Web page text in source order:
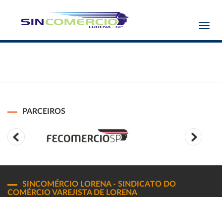
PARCEIROS
SINCOMÉRCIO LORENA - SINDICATO DO
COMÉRCIO VAREJISTA DE LORENA